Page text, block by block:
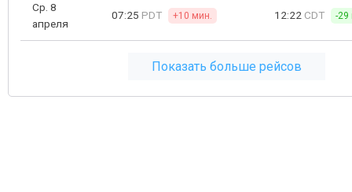
Ср. 8
апреля
07:25 PDT +10 мин. 12:22 CDT -29
Показать больше рейсов